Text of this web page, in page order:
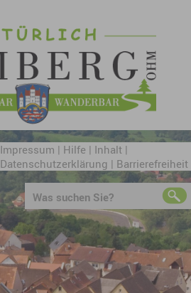
Impressum | Hilfe | Inhalt|
Datenschutzerklärung | Barrierefreiheit
Was suchen Sie?